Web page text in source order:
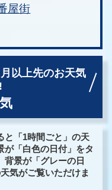
屋街
月以上先のお天気
と「1時間ごと」の天
が「白色の日付」をタ
背景が「グレーの日
気がご覧いただけま